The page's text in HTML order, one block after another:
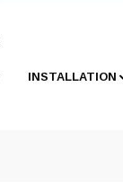
INSTALLATION